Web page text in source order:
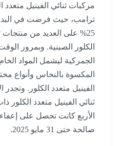
مركبات ثنائي الفينيل متعدد
ترامب، حيث فرضت في البداية
25% على العديد من منتجات
الكلور الصينية. وبمرور الوقت،
الجمركية ليشمل المواد الخام
المكسوة بالنحاس وأنواع
الفينيل متعدد الكلور. وتجدر
ثنائي الفينيل متعدد الكلور ذات
الأربع كانت تحصل على
صالحة حتى 31 مايو 2025.